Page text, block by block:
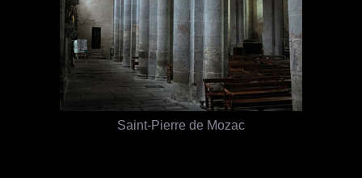
Saint-Pierre de Mozac